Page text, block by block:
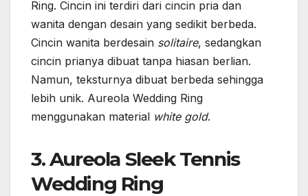
Ring. Cincin ini terdiri dari cincin pria dan
wanita dengan desain yang sedikit berbeda.
Cincin wanita berdesain solitaire, sedangkan
cincin prianya dibuat tanpa hiasan berlian.
Namun, teksturnya dibuat berbeda sehingga
lebih unik. Aureola Wedding Ring
menggunakan material white gold.
3. Aureola Sleek Tennis
Wedding Ring